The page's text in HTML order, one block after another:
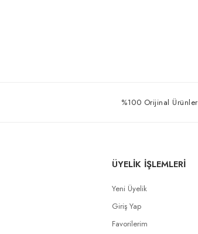
%100 Orijinal Ürünler
ÜYELİK İŞLEMLERİ
Yeni Üyelik
Giriş Yap
Favorilerim